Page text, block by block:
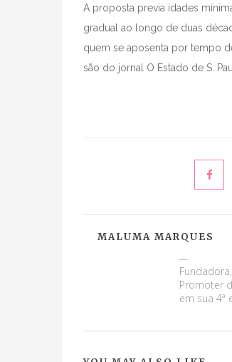
A proposta previa idades
gradual ao longo de duas
quem se aposenta por tempo
são do jornal O Estado de S.
MALUMA MARQUES
Promoter
em sua 4ª